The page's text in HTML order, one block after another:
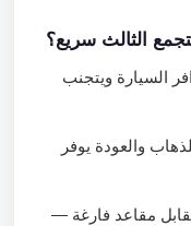
الثالث سريع؟
السيارة ويتجنب
والعودة يوفر
مقاعد فارغة —